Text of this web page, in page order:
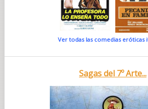
Ver todas las comedias eróticas
Sagas del 7º Arte...